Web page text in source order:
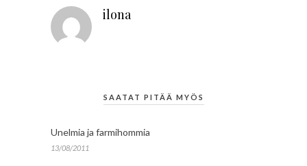
ilona
SAATAT PITÄÄ MYÖS
Unelmia ja farmihommia
13/08/2011